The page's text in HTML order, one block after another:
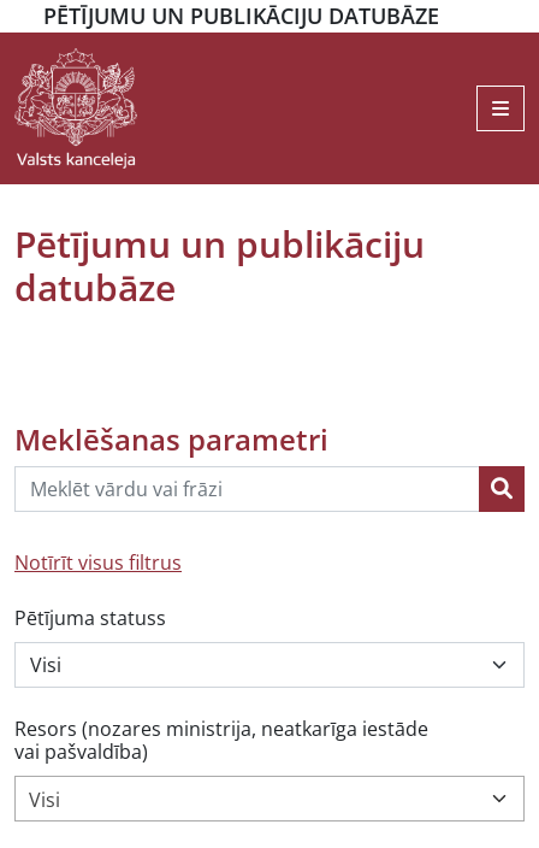
PĒTĪJUMU UN PUBLIKĀCIJU DATUBĀZE
Pētījumu un publikāciju
datubāze
Meklēšanas parametri
Notīrīt visus filtrus
Pētījuma statuss
Resors (nozares ministrija, neatkarīga iestāde
vai pašvaldība)
Visi